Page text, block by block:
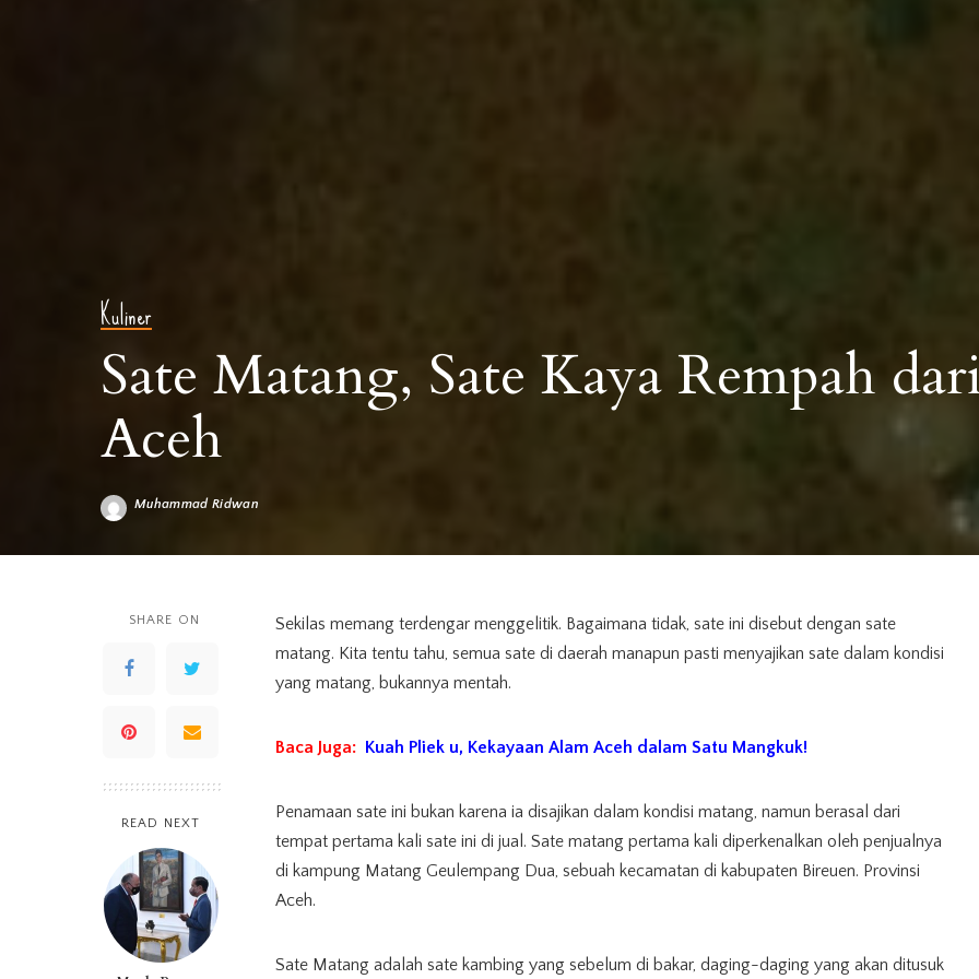
Kuliner
Sate Matang, Sate Kaya Rempah
Aceh
Posted
Muhammad Ridwan
SHARE ON
READ NEXT
Sekilas memang terdengar menggelitik. Bagaimana tidak, sate ini disebut dengan sate
matang. Kita tentu tahu, semua sate di daerah manapun pasti menyajikan sate dalam kondisi
yang matang, bukannya mentah.
Baca Juga: Kuah Pliek u, Kekayaan Alam Aceh dalam Satu Mangkuk!
Penamaan sate ini bukan karena ia disajikan dalam kondisi matang, namun berasal dari
tempat pertama kali sate ini di jual. Sate matang pertama kali diperkenalkan oleh penjualnya
di kampung Matang Geulempang Dua, sebuah kecamatan di kabupaten Bireuen. Provinsi
Aceh.
Sate Matang adalah sate kambing yang sebelum di bakar, daging-daging yang akan ditusuk